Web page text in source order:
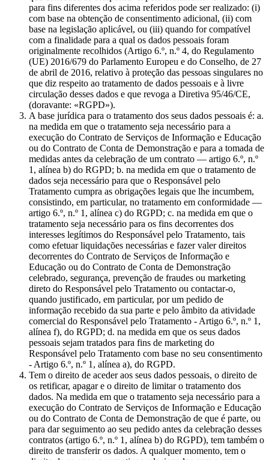
para fins diferentes dos acima referidos pode ser realizado: (i)
com base na obtenção de consentimento adicional, (ii) com
base na legislação aplicável, ou (iii) quando for compatível
com a finalidade para a qual os dados pessoais foram
originalmente recolhidos (Artigo 6.º, n.º 4, do Regulamento
(UE) 2016/679 do Parlamento Europeu e do Conselho, de 27
de abril de 2016, relativo à proteção das pessoas singulares no
que diz respeito ao tratamento de dados pessoais e à livre
circulação desses dados e que revoga a Diretiva 95/46/CE,
(doravante: «RGPD»).
A base jurídica para o tratamento dos seus dados pessoais é: a.
na medida em que o tratamento seja necessário para a
execução do Contrato de Serviços de Informação e Educação
ou do Contrato de Conta de Demonstração e para a tomada de
medidas antes da celebração de um contrato — artigo 6.º, n.º
1, alínea b) do RGPD; b. na medida em que o tratamento de
dados seja necessário para que o Responsável pelo
Tratamento cumpra as obrigações legais que lhe incumbem,
consistindo, em particular, no tratamento em conformidade —
artigo 6.º, n.º 1, alínea c) do RGPD; c. na medida em que o
tratamento seja necessário para os fins decorrentes dos
interesses legítimos do Responsável pelo Tratamento, tais
como efetuar liquidações necessárias e fazer valer direitos
decorrentes do Contrato de Serviços de Informação e
Educação ou do Contrato de Conta de Demonstração
celebrado, segurança, prevenção de fraudes ou marketing
direto do Responsável pelo Tratamento ou contactar-o,
quando justificado, em particular, por um pedido de
informação recebido da sua parte e pelo âmbito da atividade
comercial do Responsável pelo Tratamento - Artigo 6.º, n.º 1,
alínea f), do RGPD; d. na medida em que os seus dados
pessoais sejam tratados para fins de marketing do
Responsável pelo Tratamento com base no seu consentimento
- Artigo 6.º, n.º 1, alínea a), do RGPD.
Tem o direito de aceder aos seus dados pessoais, o direito de
os retificar, apagar e o direito de limitar o tratamento dos
dados. Na medida em que o tratamento seja necessário para a
execução do Contrato de Serviços de Informação e Educação
ou do Contrato de Conta de Demonstração de que é parte, ou
para dar seguimento ao seu pedido antes da celebração desses
contratos (artigo 6.º, n.º 1, alínea b) do RGPD), tem também o
direito de transferir os dados. A qualquer momento, tem o